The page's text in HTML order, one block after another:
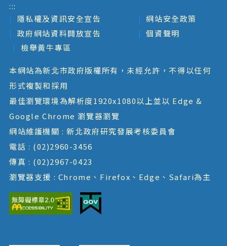
:::
隱私權及資訊安全宣告
網站安全政策
政府網站資料開放宣告
個資聲明
檢舉黃牛專區
本網站為新北市政府版權所有，未經允許，不得以任何
形式複製和採用
最佳瀏覽環境為解析度1920x1080以上並以 Edge &
Google Chrome 瀏覽器瀏覽
網站維護機關 : 新北政府研究發展考核委員會
電話 : (02)2960-3456
傳真 : (02)2967-0423
瀏覽器支援 : Chrome、Firefox、Edge、Safari為主